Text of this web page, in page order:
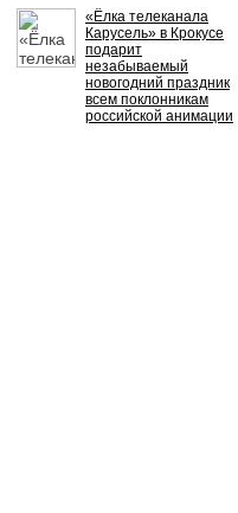
«Ёлка телеканала
Карусель» в Крокусе
подарит
незабываемый
новогодний праздник
всем поклонникам
российской анимации